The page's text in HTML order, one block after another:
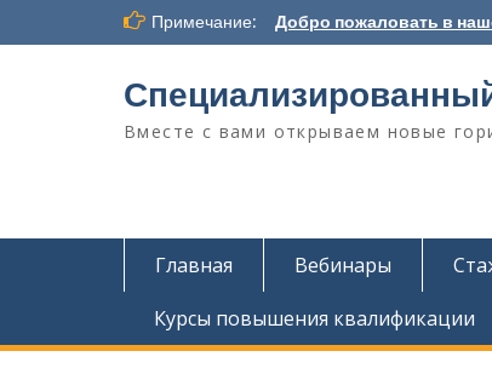
Примечание: Добро пожаловать в
Вместе с вами открываем новые
Главная Вебинары
Курсы повышения квалификации